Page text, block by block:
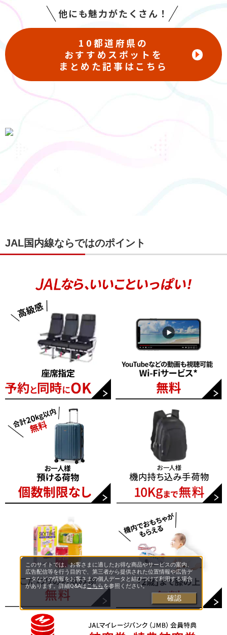
他にも魅力がたくさん！
10都道府県の
おすすめスポットを
まとめた記事はこちら
JAL国内線ならではのポイント
このサイトでは、お客さまに適したお得な商品やサービスの案内、
広告配信等を行う目的で、第三者から提供された位置情報や広告デ
ータなどの情報をお客さまの個人データと結びつけて利用する場合
があります。詳細Q&Aはこちらを参照ください。
確認